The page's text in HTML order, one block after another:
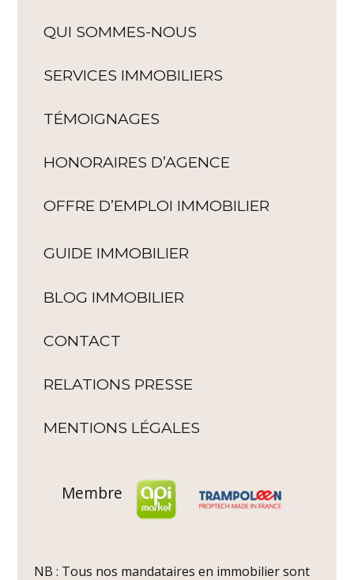
QUI SOMMES-NOUS
SERVICES IMMOBILIERS
TÉMOIGNAGES
HONORAIRES D’AGENCE
OFFRE D’EMPLOI IMMOBILIER
GUIDE IMMOBILIER
BLOG IMMOBILIER
CONTACT
RELATIONS PRESSE
MENTIONS LÉGALES
Membre
NB : Tous nos mandataires en immobilier sont